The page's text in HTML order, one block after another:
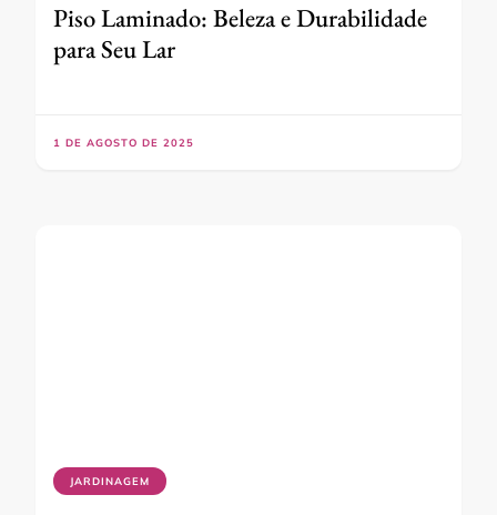
Piso Laminado: Beleza e Durabilidade
para Seu Lar
1 DE AGOSTO DE 2025
JARDINAGEM